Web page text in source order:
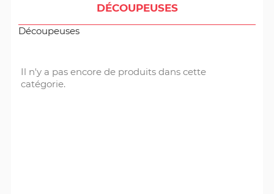
DÉCOUPEUSES
Découpeuses
Il n'y a pas encore de produits dans cette
catégorie.